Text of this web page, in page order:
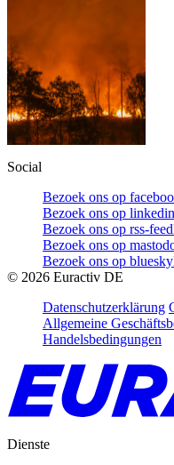
Social
Bezoek ons op
Bezoek ons op linkedin
Bezoek ons op rss-feed
Bezoek ons op
Bezoek ons op bluesky
© 2026 Euractiv DE
Datenschutzerklärung
Allgemeine
Handelsbedingungen
Dienste